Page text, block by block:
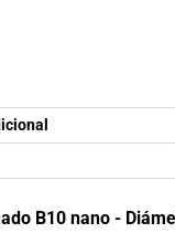
B10 nano -